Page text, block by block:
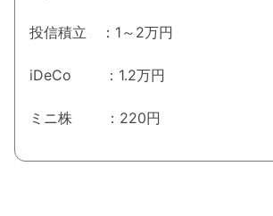
投信積立 ：1～2万円
iDeCo ：1.2万円
ミニ株 ：220円